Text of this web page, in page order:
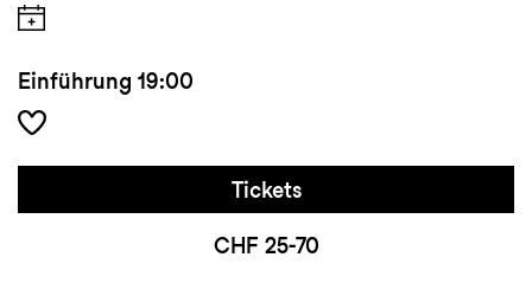
Einführung 19:00
Tickets
CHF 25-70